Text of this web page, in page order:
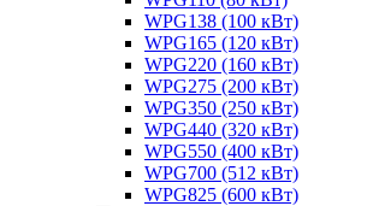
WPG138 (100 кВт)
WPG165 (120 кВт)
WPG220 (160 кВт)
WPG275 (200 кВт)
WPG350 (250 кВт)
WPG440 (320 кВт)
WPG550 (400 кВт)
WPG700 (512 кВт)
WPG825 (600 кВт)